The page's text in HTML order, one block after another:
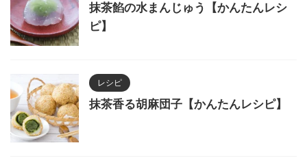
抹茶餡の水まんじゅう【かんたんレシ
ピ】
レシピ
抹茶香る胡麻団子【かんたんレシピ】